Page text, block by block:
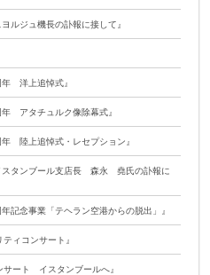
ルジュ機長の訃報に接して』
洋上追悼式』
アタチュルク像除幕式』
陸上追悼式・レセプション』
スタンブール支店長 森永 堯氏の訃報に
念事業「テヘラン空港からの脱出」』
ィコンサート』
ート イスタンブールへ』